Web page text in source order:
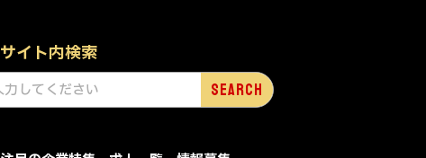
サイト内検索